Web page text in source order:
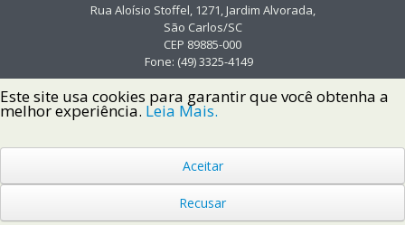
Rua Aloísio Stoffel, 1271, Jardim Alvorada,
São Carlos/SC
CEP 89885-000
Fone: (49) 3325-4149
Copyright © 2022 Instituto Federal de Santa Catarina IFSC
Todos os Direitos Reservados.
Este site usa cookies para garantir que você obtenha a
melhor experiência. Leia Mais.
Aceitar
Recusar